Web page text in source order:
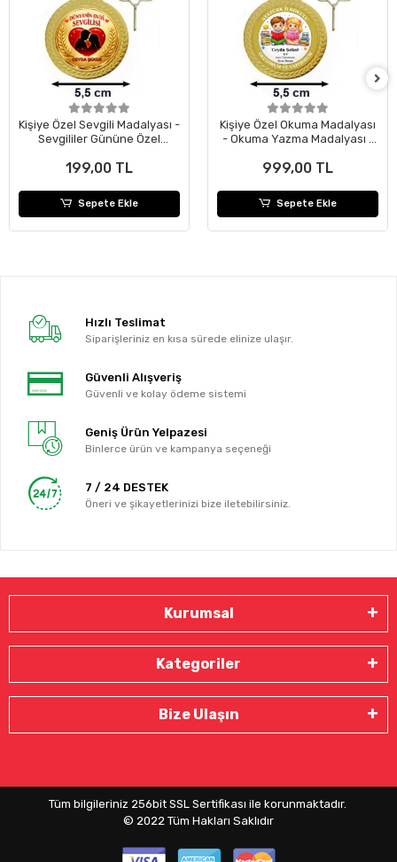
Kişiye Özel Sevgili Madalyası -
Sevgililer Gününe Özel
199,00 TL
Sepete Ekle
Kişiye Özel Okuma Madalyası
- Okuma Yazma Madalyası -
999,00 TL
Sepete Ekle
Hızlı Teslimat
Siparişleriniz en kısa sürede elinize ulaşır.
Güvenli Alışveriş
Güvenli ve kolay ödeme sistemi
Geniş Ürün Yelpazesi
Binlerce ürün ve kampanya seçeneği
7 / 24 DESTEK
Öneri ve şikayetlerinizi bize iletebilirsiniz.
Kurumsal
Kategoriler
Bize Ulaşın
Tüm bilgileriniz 256bit SSL Sertifikası ile korunmaktadır.
© 2022 Tüm Hakları Saklıdır